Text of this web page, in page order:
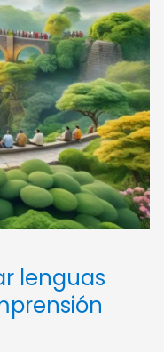
lenguas